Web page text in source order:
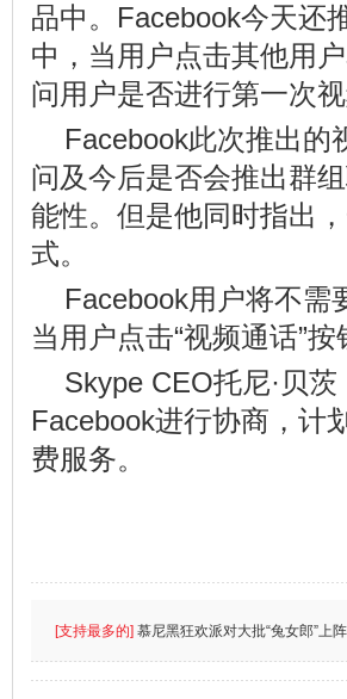
品中。Facebook今天还
中，当用户点击其他用
问用户是否进行第一次视
Facebook此次推出的
问及今后是否会推出群
能性。但是他同时指出
式。
Facebook用户将不需
当用户点击“视频通话”
Skype CEO托尼·贝
Facebook进行协商，计
费服务。
[支持最多的] 慕尼黑狂欢派对大批“兔女郎”上